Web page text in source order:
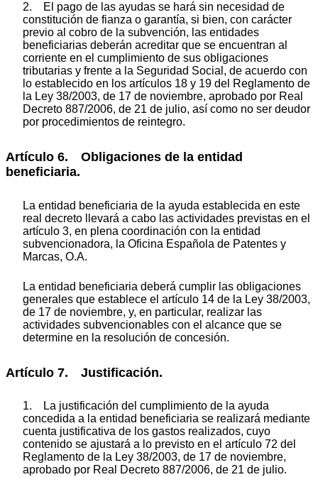
2. El pago de las ayudas se hará sin necesidad de
constitución de fianza o garantía, si bien, con carácter
previo al cobro de la subvención, las entidades
beneficiarias deberán acreditar que se encuentran al
corriente en el cumplimiento de sus obligaciones
tributarias y frente a la Seguridad Social, de acuerdo con
lo establecido en los artículos 18 y 19 del Reglamento de
la Ley 38/2003, de 17 de noviembre, aprobado por Real
Decreto 887/2006, de 21 de julio, así como no ser deudor
por procedimientos de reintegro.
Artículo 6. Obligaciones de la entidad
beneficiaria.
La entidad beneficiaria de la ayuda establecida en este
real decreto llevará a cabo las actividades previstas en el
artículo 3, en plena coordinación con la entidad
subvencionadora, la Oficina Española de Patentes y
Marcas, O.A.
La entidad beneficiaria deberá cumplir las obligaciones
generales que establece el artículo 14 de la Ley 38/2003,
de 17 de noviembre, y, en particular, realizar las
actividades subvencionables con el alcance que se
determine en la resolución de concesión.
Artículo 7. Justificación.
1. La justificación del cumplimiento de la ayuda
concedida a la entidad beneficiaria se realizará mediante
cuenta justificativa de los gastos realizados, cuyo
contenido se ajustará a lo previsto en el artículo 72 del
Reglamento de la Ley 38/2003, de 17 de noviembre,
aprobado por Real Decreto 887/2006, de 21 de julio.